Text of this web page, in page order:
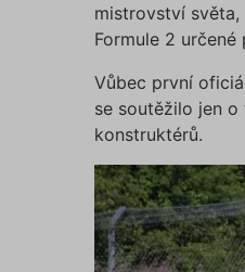
mistrovství světa,
Formule 2
Vůbec první
se soutěžilo jen
konstruktérů.